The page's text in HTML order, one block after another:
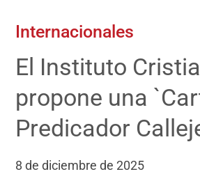
Internacionales
El Instituto
propone una
Predicador
8 de diciembre de 2025